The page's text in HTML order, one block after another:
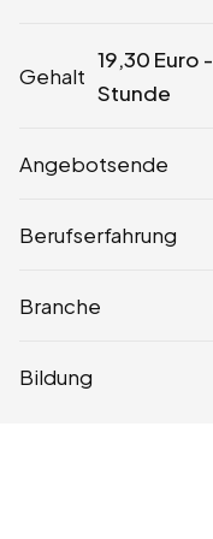
Gehalt
19,30 Euro -
Stunde
Angebotsende
Berufserfahrung
Branche
Bildung